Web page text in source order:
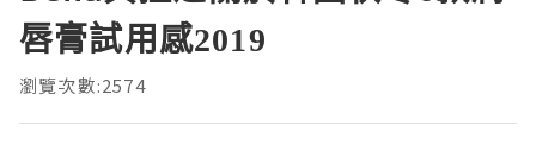
唇膏試用感2019
瀏覽次數:2574